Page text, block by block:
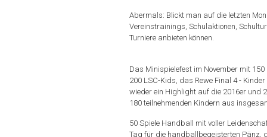
Abermals: Blickt man auf die letzten
Vereinstrainings, Schulaktionen,
Turniere anbieten können.
Das Minispielefest im November mit
200 LSC-Kids, das Rewe Final 4 -
wieder ein Highlight auf die 2016er und
180 teilnehmenden Kindern aus
50 Spiele Handball mit voller
Tag für die handballbegeisterten Pänz,